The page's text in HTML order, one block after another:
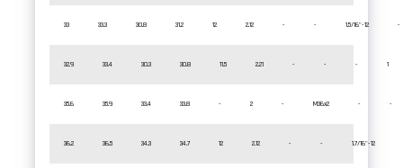
33 33.3 30.8 31.2 12 2.12 - - 1.5/16"-12 -
32.9 33.4 30.3 30.8 11.5 2.21 - - - 1
35.6 35.9 33.4 33.8 - 2 - M36x2 - -
36.2 36.5 34.3 34.7 12 2.12 - - 1.7/16"-12